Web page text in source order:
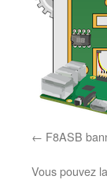
F8ASB
Vous pouvez